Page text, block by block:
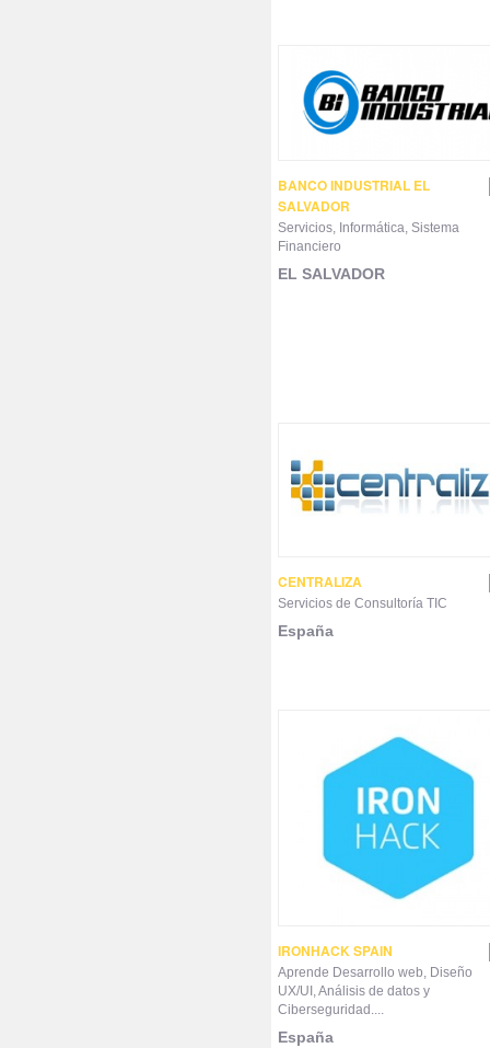
BANCO INDUSTRIAL EL
SALVADOR
Servicios, Informática, Sistema
Financiero
EL SALVADOR
CENTRALIZA
Servicios de Consultoría TIC
España
IRONHACK SPAIN
Aprende Desarrollo web, Diseño
UX/UI, Análisis de datos y
Ciberseguridad....
España